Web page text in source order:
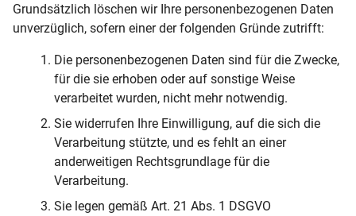
Grundsätzlich löschen wir Ihre personenbezogenen Daten
unverzüglich, sofern einer der folgenden Gründe zutrifft:
Die personenbezogenen Daten sind für die Zwecke,
für die sie erhoben oder auf sonstige Weise
verarbeitet wurden, nicht mehr notwendig.
Sie widerrufen Ihre Einwilligung, auf die sich die
Verarbeitung stützte, und es fehlt an einer
anderweitigen Rechtsgrundlage für die
Verarbeitung.
Sie legen gemäß Art. 21 Abs. 1 DSGVO